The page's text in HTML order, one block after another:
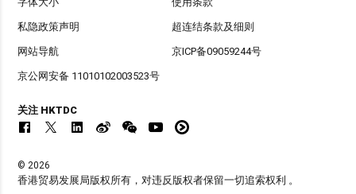
私隐政策声明 超连结条款及细则
网站导航 京ICP备09059244号
京公网安备 11010102003523号
关注 HKTDC
© 2026
香港贸易发展局版权所有，对违反版权者保留一切追索权利 。